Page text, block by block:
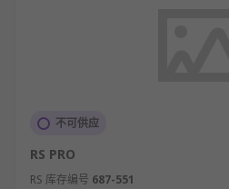
不可供应
RS PRO
RS 库存编号 687-551